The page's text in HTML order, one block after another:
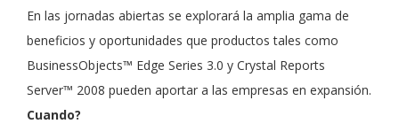
En las jornadas abiertas se explorará la amplia gama de
beneficios y oportunidades que productos tales como
BusinessObjects™ Edge Series 3.0 y Crystal Reports
Server™ 2008 pueden aportar a las empresas en expansión.
Cuando?